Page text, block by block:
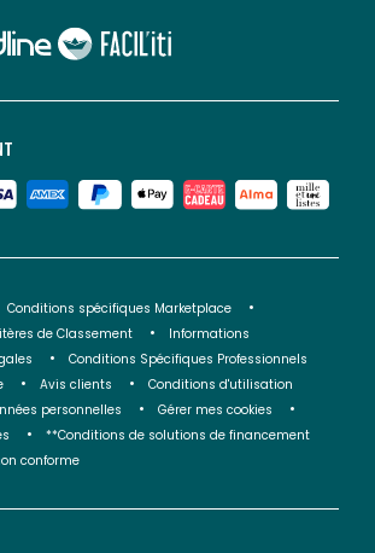
lien vers Faciliti
Conditions spécifiques Marketplace
de Classement
Informations
Conditions Spécifiques Professionnels
Avis clients
Conditions d'utilisation
personnelles
Gérer mes cookies
**Conditions de solutions de financement
conforme